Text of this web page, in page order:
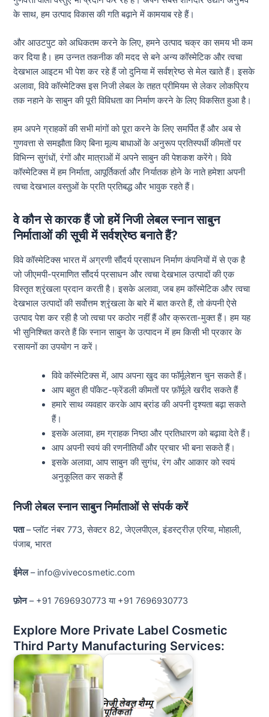
के साथ, हम उत्पाद विकास की गति बढ़ाने में कामयाब रहे हैं।
और आउटपुट को अधिकतम करने के लिए, हमने उत्पाद चक्र का समय भी कम
कर दिया है। हम उन्नत तकनीक की मदद से बने अन्य कॉस्मेटिक और त्वचा
देखभाल आइटम भी पेश कर रहे हैं जो दुनिया में सर्वश्रेष्ठ से मेल खाते हैं। इसके
अलावा, विवे कॉस्मेटिक्स इस निजी लेबल के तहत प्रीमियम से लेकर लोकप्रिय
तक नहाने के साबुन की पूरी विविधता का निर्माण करने के लिए विकसित हुआ है।
हम अपने ग्राहकों की सभी मांगों को पूरा करने के लिए समर्पित हैं और अब से
गुणवत्ता से समझौता किए बिना मूल्य बाधाओं के अनुरूप प्रतिस्पर्धी कीमतों पर
विभिन्न सुगंधों, रंगों और मात्राओं में अपने साबुन की पेशकश करेंगे। विवे
कॉस्मेटिक्स में हम निर्माता, आपूर्तिकर्ता और निर्यातक होने के नाते हमेशा अपनी
त्वचा देखभाल वस्तुओं के प्रति प्रतिबद्ध और भावुक रहते हैं।
वे कौन से कारक हैं जो हमें निजी लेबल स्नान साबुन
निर्माताओं की सूची में सर्वश्रेष्ठ बनाते हैं?
विवे कॉस्मेटिक्स भारत में अग्रणी सौंदर्य प्रसाधन निर्माण कंपनियों में से एक है
जो जीएमपी-प्रमाणित सौंदर्य प्रसाधन और त्वचा देखभाल उत्पादों की एक
विस्तृत श्रृंखला प्रदान करती है। इसके अलावा, जब हम कॉस्मेटिक और त्वचा
देखभाल उत्पादों की सर्वोत्तम श्रृंखला के बारे में बात करते हैं, तो कंपनी ऐसे
उत्पाद पेश कर रही है जो त्वचा पर कठोर नहीं हैं और क्रूरता-मुक्त हैं। हम यह
भी सुनिश्चित करते हैं कि स्नान साबुन के उत्पादन में हम किसी भी प्रकार के
रसायनों का उपयोग न करें।
विवे कॉस्मेटिक्स में, आप अपना खुद का फॉर्मूलेशन चुन सकते हैं।
आप बहुत ही पॉकेट-फ्रेंडली कीमतों पर फ़ॉर्मूले खरीद सकते हैं
हमारे साथ व्यवहार करके आप ब्रांड की अपनी दृश्यता बढ़ा सकते
हैं।
इसके अलावा, हम ग्राहक निष्ठा और प्रतिधारण को बढ़ावा देते हैं।
आप अपनी स्वयं की रणनीतियाँ और प्रचार भी बना सकते हैं।
इसके अलावा, आप साबुन की सुगंध, रंग और आकार को स्वयं
अनुकूलित कर सकते हैं
निजी लेबल स्नान साबुन निर्माताओं से संपर्क करें
पता– प्लॉट नंबर 773, सेक्टर 82, जेएलपीएल, इंडस्ट्रीज़ एरिया, मोहाली,
पंजाब, भारत
ईमेल– info@vivecosmetic.com
फ़ोन– +91 7696930773 या +91 7696930773
Explore More Private Label Cosmetic
Third Party Manufacturing Services: